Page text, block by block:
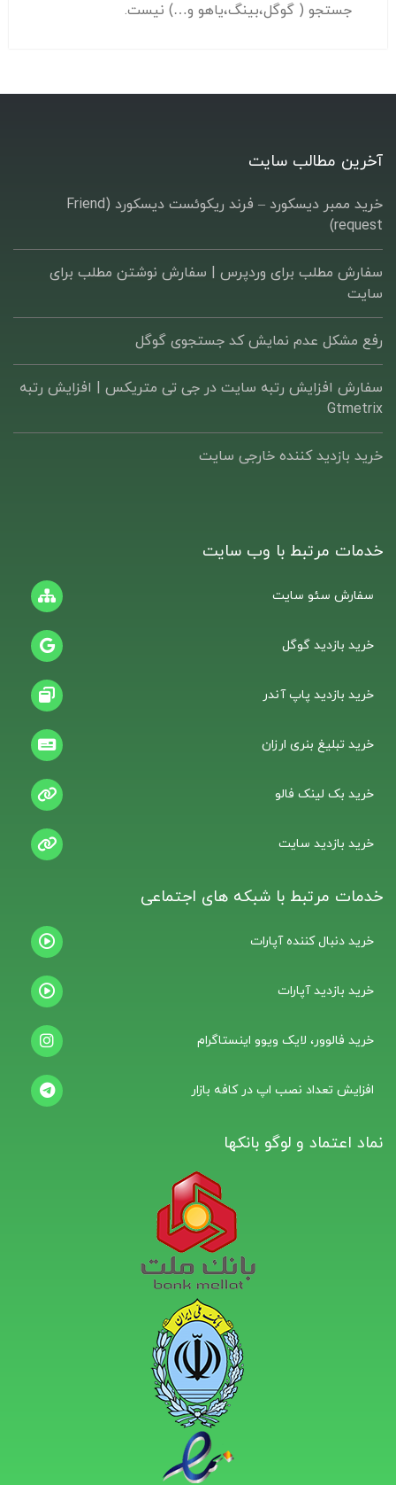
جستجو ( گوگل،بینگ،یاهو و…) نیست.
آخرین مطالب سایت
خرید ممبر دیسکورد – فرند ریکوئست دیسکورد (Friend
request)
سفارش مطلب برای وردپرس |‌ سفارش نوشتن مطلب برای
سایت
رفع مشکل عدم نمایش کد جستجوی گوگل
سفارش افزایش رتبه سایت در جی تی متریکس | افزایش رتبه
Gtmetrix
خرید بازدید کننده خارجی سایت
خدمات مرتبط با وب سایت
سفارش سئو سایت
خرید بازدید گوگل
خرید بازدید پاپ آندر
خرید تبلیغ بنری ارزان
خرید بک لینک فالو
خرید بازدید سایت
خدمات مرتبط با شبکه های اجتماعی
خرید دنبال کننده آپارات
خرید بازدید آپارات
خرید فالوور، لایک ویوو اینستاگرام
افزایش تعداد نصب اپ در کافه بازار
نماد اعتماد و لوگو بانکها